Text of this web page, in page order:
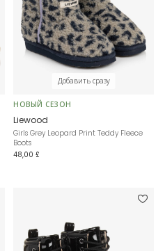
Добавить сразу
НОВЫЙ СЕЗОН
Liewood
Girls Grey Leopard Print Teddy Fleece
Boots
48,00 £